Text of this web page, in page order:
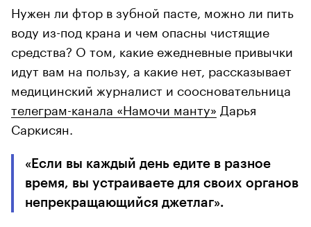
Нужен ли фтор в зубной пасте, можно ли пить
воду из-под крана и чем опасны чистящие
средства? О том, какие ежедневные привычки
идут вам на пользу, а какие нет, рассказывает
медицинский журналист и соосновательница
телеграм-канала «Намочи манту» Дарья
Саркисян.
«Если вы каждый день едите в разное
время, вы устраиваете для своих органов
непрекращающийся джетлаг».